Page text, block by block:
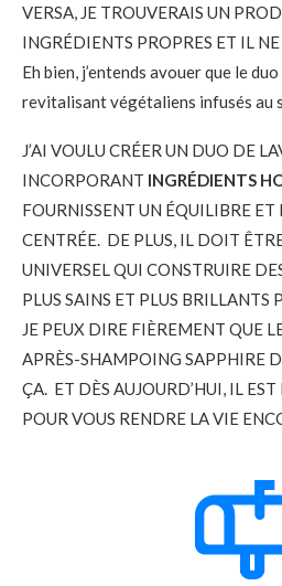
VERSA, JE TROUVERAIS UN
INGRÉDIENTS PROPRES ET IL
Eh bien, j’entends avouer que le
revitalisant végétaliens infusés au
J’AI VOULU CRÉER UN DUO DE
INCORPORANT INGRÉDIENTS
FOURNISSENT UN ÉQUILIBRE
CENTRÉE.  DE PLUS, IL DOIT
UNIVERSEL QUI CONSTRUIRE
PLUS SAINS ET PLUS BRILLANTS
JE PEUX DIRE FIÈREMENT QUE
APRÈS-SHAMPOING SAPPHIRE
ÇA.  ET DÈS AUJOURD’HUI, IL
POUR VOUS RENDRE LA VIE